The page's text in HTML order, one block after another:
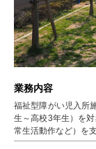
業務内容
福祉型障がい児入所
生～高校3年生）を
常生活動作など）を支